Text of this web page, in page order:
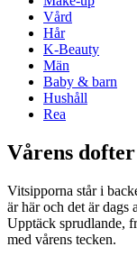
Vård
Hår
K-Beauty
Män
Baby & barn
Hushåll
Rea
Vårens
Vitsipporna står i
är här och det är dags
Upptäck sprudlande,
med vårens tecken.